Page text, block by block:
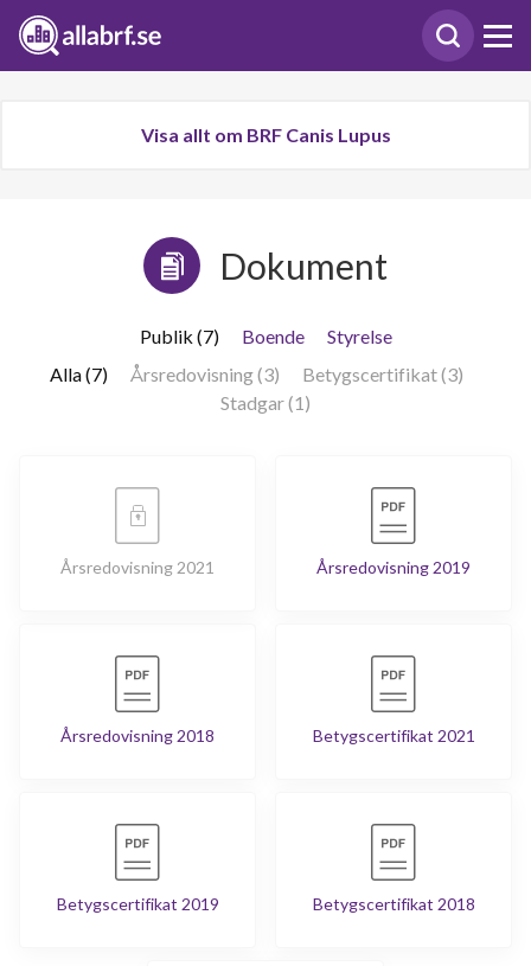
Visa allt om BRF Canis Lupus
Dokument
Publik (7) Boende
Styrelse
Alla (7)
Årsredovisning (3)
Betygscertifikat (3)
Stadgar (1)
Årsredovisning 2021 Årsredovisning 2019
Årsredovisning 2018 Betygscertifikat 2021
Betygscertifikat 2019 Betygscertifikat 2018